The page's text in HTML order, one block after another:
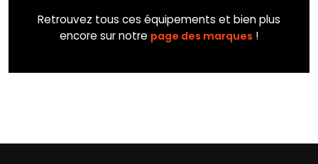
Retrouvez tous ces équipements et bien plus
encore sur notre page des marques !